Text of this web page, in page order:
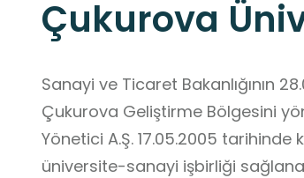
Çukurova
Sanayi ve Ticaret Bakanlığının
Çukurova Geliştirme Bölgesini
Yönetici A.Ş. 17.05.2005
üniversite-sanayi işbirliği